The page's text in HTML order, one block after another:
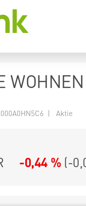
| Aktie
-0,44 % (-